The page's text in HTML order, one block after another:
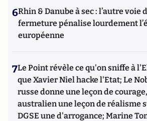
6Rhin & Danube à sec : l’autre voie
fermeture pénalise lourdement
européenne
7Le Point révèle ce qu'on sniffe à
que Xavier Niel hacke l'Etat; Le
russe donne une leçon de
australien une leçon de réalisme
DGSE une d'arrogance; Marine